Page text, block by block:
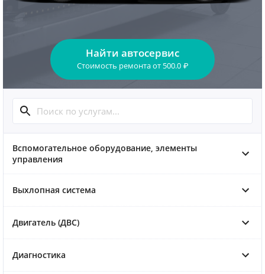
Найти автосервис
Стоимость ремонтаот 500.0 ₽
Вспомогательное оборудование, элементы
управления
Выхлопная система
Двигатель (ДВС)
Диагностика